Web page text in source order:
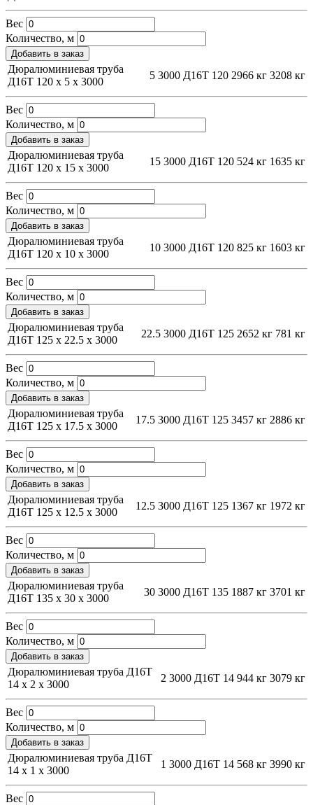
Вес
Количество, м
Добавить в заказ
Дюралюминиевая труба
Д16Т 120 х 5 х 3000
5 3000 Д16Т 120 2966 кг 3208 кг
Вес
Количество, м
Добавить в заказ
Дюралюминиевая труба
Д16Т 120 х 15 х 3000
15 3000 Д16Т 120 524 кг 1635 кг
Вес
Количество, м
Добавить в заказ
Дюралюминиевая труба
Д16Т 120 х 10 х 3000
10 3000 Д16Т 120 825 кг 1603 кг
Вес
Количество, м
Добавить в заказ
Дюралюминиевая труба
Д16Т 125 х 22.5 х 3000
22.5 3000 Д16Т 125 2652 кг 781 кг
Вес
Количество, м
Добавить в заказ
Дюралюминиевая труба
Д16Т 125 х 17.5 х 3000
17.5 3000 Д16Т 125 3457 кг 2886 кг
Вес
Количество, м
Добавить в заказ
Дюралюминиевая труба
Д16Т 125 х 12.5 х 3000
12.5 3000 Д16Т 125 1367 кг 1972 кг
Вес
Количество, м
Добавить в заказ
Дюралюминиевая труба
Д16Т 135 х 30 х 3000
30 3000 Д16Т 135 1887 кг 3701 кг
Вес
Количество, м
Добавить в заказ
Дюралюминиевая труба Д16Т
14 х 2 х 3000
2 3000 Д16Т 14 944 кг 3079 кг
Вес
Количество, м
Добавить в заказ
Дюралюминиевая труба Д16Т
14 х 1 х 3000
1 3000 Д16Т 14 568 кг 3990 кг
Вес